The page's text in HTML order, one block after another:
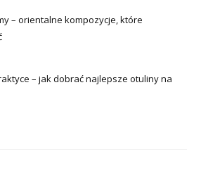
– orientalne kompozycje, które
– jak dobrać najlepsze otuliny na